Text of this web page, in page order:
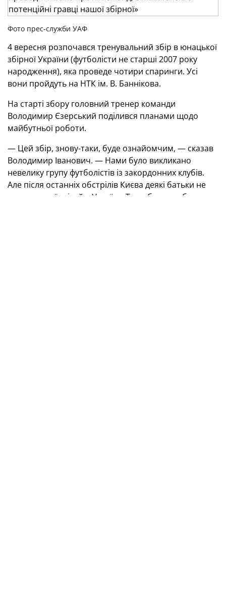
Фото прес-служби УАФ
4 вересня розпочався тренувальний збір в юнацької
збірної України (футболісти не старші 2007 року
народження), яка проведе чотири спаринги. Усі
вони пройдуть на НТК ім. В. Баннікова.
На старті збору головний тренер команди
Володимир Єзерський поділився планами щодо
майбутньої роботи.
— Цей збір, знову-таки, буде ознайомчим, — сказав
Володимир Іванович. — Нами було викликано
невелику групу футболістів із закордонних клубів.
Але після останніх обстрілів Києва деякі батьки не
пустили своїх дітей в Україну. Тому було зроблено